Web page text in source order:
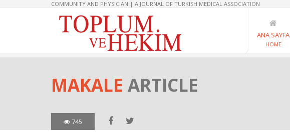
COMMUNITY AND PHYSICIAN | A JOURNAL OF TURKISH MEDICAL ASSOCIATION
ANA SAYFA
HOME
MAKALE ARTICLE
745